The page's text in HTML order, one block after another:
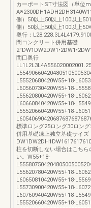
カーポートST寸法図（単位
側）50以上50以上100以上
側）50以上50以上100以上
奥行：
間コンクリート併用基礎
間口奥行
L55520680420W55+18-
L60560730420W55+18-
L55620800420W55+18-
L60660840420W55+18-
L55520660420W55+18-
標準ロング25ロング30ロン
併用基礎凍上独立基礎サイズ
柱を切断しない場合はこち
い。W55+18-
L55620780420W55+18-
L60650810420W55+18-
L55730900420W55+18-
L60760940420W55+18-
L55520660420W55+18-